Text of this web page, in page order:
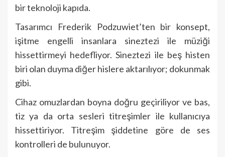
bir teknoloji kapıda.
Tasarımcı Frederik Podzuwiet’ten bir konsept,
işitme engelli insanlara sineztezi ile müziği
hissettirmeyi hedefliyor. Sineztezi ile beş histen
biri olan duyma diğer hislere aktarılıyor; dokunmak
gibi.
Cihaz omuzlardan boyna doğru geçiriliyor ve bas,
tiz ya da orta sesleri titreşimler ile kullanıcıya
hissettiriyor. Titreşim şiddetine göre de ses
kontrolleri de bulunuyor.